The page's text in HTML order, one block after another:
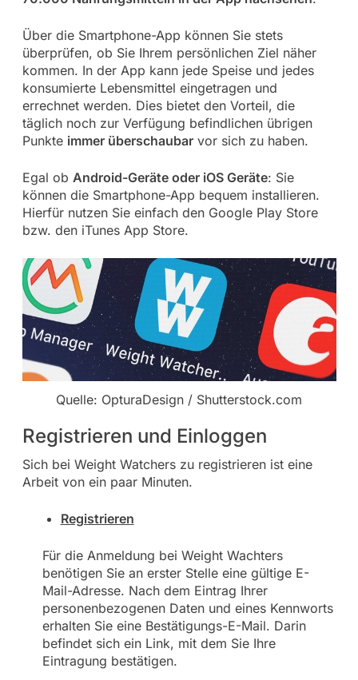
Über die Smartphone-App können Sie stets
überprüfen, ob Sie Ihrem persönlichen Ziel näher
kommen. In der App kann jede Speise und jedes
konsumierte Lebensmittel eingetragen und
errechnet werden. Dies bietet den Vorteil, die
täglich noch zur Verfügung befindlichen übrigen
Punkte immer überschaubarvor sich zu haben.
Egal ob Android-Geräte oder iOS Geräte: Sie
können die Smartphone-App bequem installieren.
Hierfür nutzen Sie einfach den Google Play Store
bzw. den iTunes App Store.
Quelle: OpturaDesign / Shutterstock.com
Registrieren und Einloggen
Sich bei Weight Watchers zu registrieren ist eine
Arbeit von ein paar Minuten.
Registrieren
Für die Anmeldung bei Weight Wachters
benötigen Sie an erster Stelle eine gültige E-
Mail-Adresse. Nach dem Eintrag Ihrer
personenbezogenen Daten und eines Kennworts
erhalten Sie eine Bestätigungs-E-Mail. Darin
befindet sich ein Link, mit dem Sie Ihre
Eintragung bestätigen.